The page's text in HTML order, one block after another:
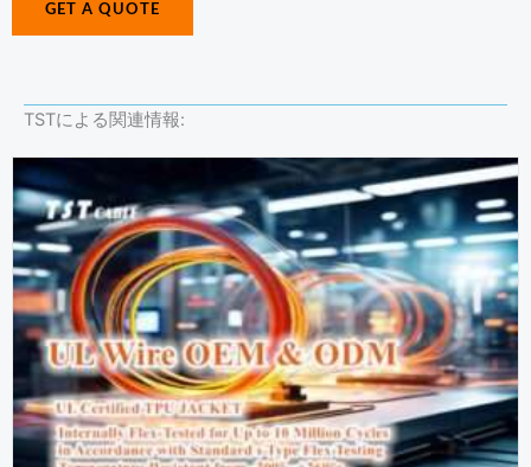
GET A QUOTE
TSTによる関連情報: